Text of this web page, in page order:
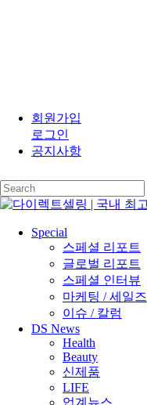
main
content
회원가입
로그인
공지사항
Close
search
Menu
Special
스페셜 리포트
글로벌 리포트
스페셜 인터뷰
마케팅 / 세일즈
이슈 / 칼럼
DS News
Health
Beauty
신제품
LIFE
업계뉴스